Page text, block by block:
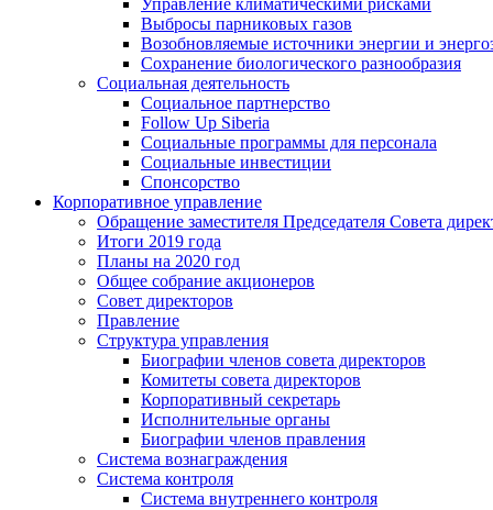
Управление климатическими рисками
Выбросы парниковых газов
Возобновляемые источники энергии и
Сохранение биологического разнообразия
Социальная деятельность
Социальное партнерство
Follow Up Siberia
Социальные программы для персонала
Социальные инвестиции
Спонсорство
Корпоративное управление
Обращение заместителя Председателя Совета
Итоги 2019 года
Планы на 2020 год
Общее собрание акционеров
Совет директоров
Правление
Структура управления
Биографии членов совета директоров
Комитеты совета директоров
Корпоративный секретарь
Исполнительные органы
Биографии членов правления
Система вознаграждения
Система контроля
Система внутреннего контроля